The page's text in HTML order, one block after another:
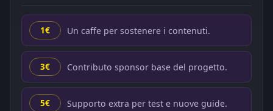
1€ Un caffe per sostenere i contenuti.
3€ Contributo sponsor base del progetto.
5€ Supporto extra per test e nuove guide.